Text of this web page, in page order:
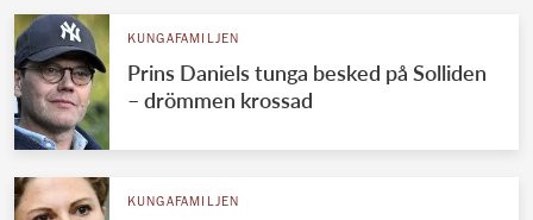
KUNGAFAMILJEN
Prins Daniels tunga besked på Solliden
– drömmen krossad
KUNGAFAMILJEN